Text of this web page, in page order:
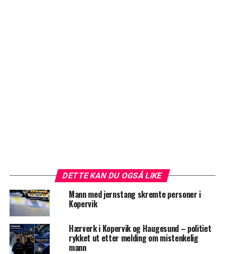
DETTE KAN DU OGSÅ LIKE
Mann med jernstang skremte personer i
Kopervik
Hærverk i Kopervik og Haugesund – politiet
rykket ut etter melding om mistenkelig
mann